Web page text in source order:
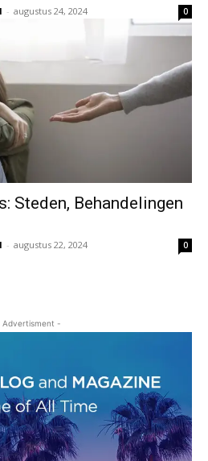
- augustus 24, 2024 0
Steden, Behandelingen
- augustus 22, 2024 0
Advertisment -